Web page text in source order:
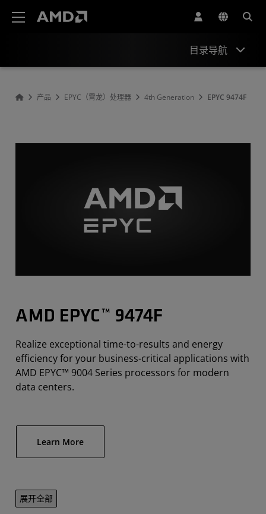
目录导航
产品 EPYC（霄龙）处理器 4th Generation EPYC 9474F
AMD EPYC™ 9474F
Realize exceptional time-to-results and energy
efficiency for your business-critical applications with
AMD EPYC™ 9004 Series processors for modern
data centers.
Learn More
展开全部